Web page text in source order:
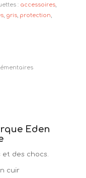
: accessoires,
, gris, protection,
Eden
des chocs.
cuir